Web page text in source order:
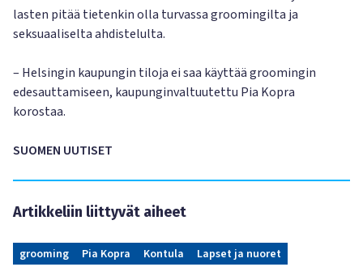
lasten pitää tietenkin olla turvassa groomingilta ja
seksuaaliselta ahdistelulta.
– Helsingin kaupungin tiloja ei saa käyttää groomingin
edesauttamiseen, kaupunginvaltuutettu Pia Kopra
korostaa.
SUOMEN UUTISET
Artikkeliin liittyvät aiheet
grooming Pia Kopra Kontula Lapset ja nuoret